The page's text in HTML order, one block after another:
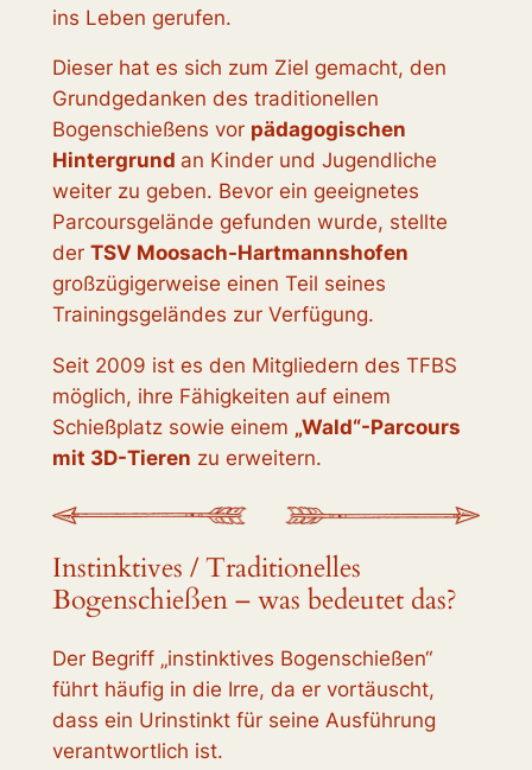
ins Leben gerufen.
Dieser hat es sich zum Ziel gemacht, den
Grundgedanken des traditionellen
Bogenschießens vor pädagogischen
Hintergrund an Kinder und Jugendliche
weiter zu geben. Bevor ein geeignetes
Parcoursgelände gefunden wurde, stellte
der TSV Moosach-Hartmannshofen
großzügigerweise einen Teil seines
Trainingsgeländes zur Verfügung.
Seit 2009 ist es den Mitgliedern des TFBS
möglich, ihre Fähigkeiten auf einem
Schießplatz sowie einem „Wald“-Parcours
mit 3D-Tieren zu erweitern.
Instinktives / Traditionelles
Bogenschießen – was bedeutet das?
Der Begriff „instinktives Bogenschießen“
führt häufig in die Irre, da er vortäuscht,
dass ein Urinstinkt für seine Ausführung
verantwortlich ist.